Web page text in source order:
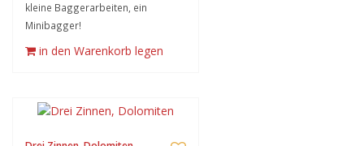
kleine Baggerarbeiten, ein
Minibagger!
in den Warenkorb legen